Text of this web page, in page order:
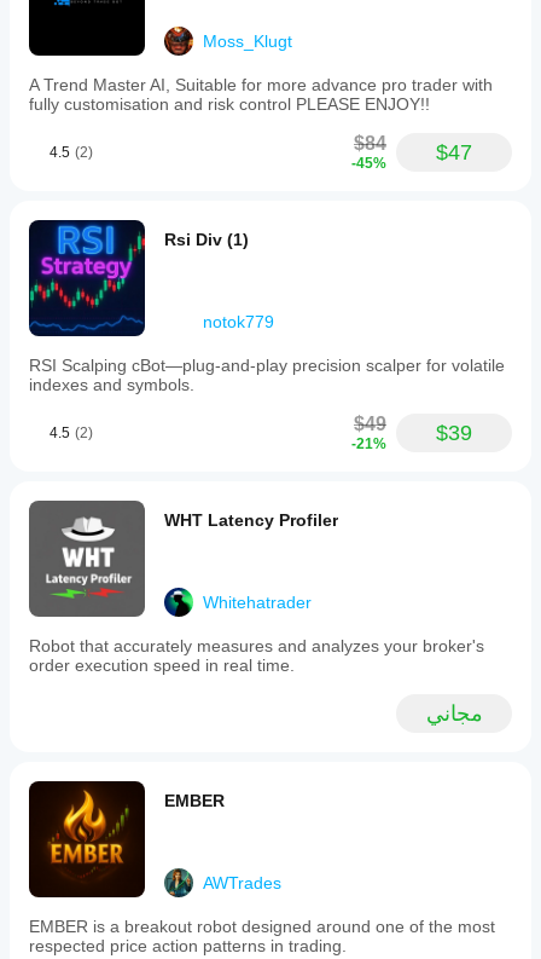
Moss_Klugt
A Trend Master AI, Suitable for more advance pro trader with
fully customisation and risk control PLEASE ENJOY!!
4.5 (2) $84
-45% $47
Rsi Div (1)
notok779
RSI Scalping cBot—plug‑and‑play precision scalper for volatile
indexes and symbols.
4.5 (2) $49
-21% $39
WHT Latency Profiler
Whitehatrader
Robot that accurately measures and analyzes your broker's
order execution speed in real time.
مجاني
EMBER
AWTrades
EMBER is a breakout robot designed around one of the most
respected price action patterns in trading.